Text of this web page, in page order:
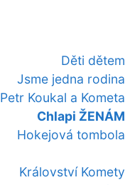
Děti dětem
Jsme jedna rodina
Petr Koukal a Kometa
Chlapi ŽENÁM
Hokejová tombola
Království Komety